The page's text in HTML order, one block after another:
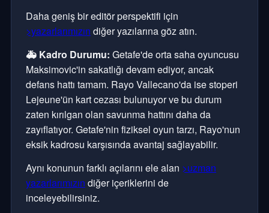
Daha geniş bir editör perspektifi için
>yazarlarımızın diğer yazılarına göz atın.
🚑 Kadro Durumu: Getafe'de orta saha oyuncusu
Maksimovic'in sakatlığı devam ediyor, ancak
defans hattı tamam. Rayo Vallecano'da ise stoperi
Lejeune'ün kart cezası bulunuyor ve bu durum
zaten kırılgan olan savunma hattını daha da
zayıflatıyor. Getafe'nin fiziksel oyun tarzı, Rayo'nun
eksik kadrosu karşısında avantaj sağlayabilir.
Aynı konunun farklı açılarını ele alan >uzman
yazarlarımızın diğer içeriklerini de
inceleyebilirsiniz.